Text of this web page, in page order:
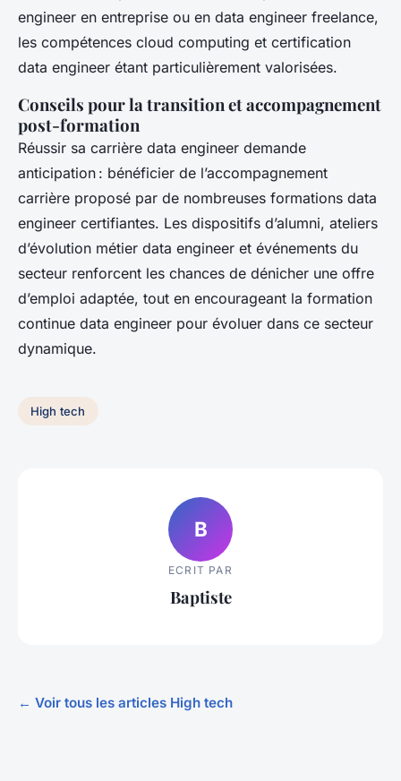
engineer en entreprise ou en data engineer freelance,
les compétences cloud computing et certification
data engineer étant particulièrement valorisées.
Conseils pour la transition et accompagnement
post-formation
Réussir sa carrière data engineer demande
anticipation : bénéficier de l’accompagnement
carrière proposé par de nombreuses formations data
engineer certifiantes. Les dispositifs d’alumni, ateliers
d’évolution métier data engineer et événements du
secteur renforcent les chances de dénicher une offre
d’emploi adaptée, tout en encourageant la formation
continue data engineer pour évoluer dans ce secteur
dynamique.
High tech
B
ECRIT PAR
Baptiste
← Voir tous les articles High tech